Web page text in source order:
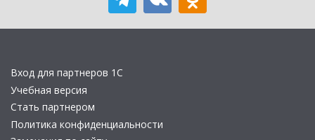
Вход для партнеров 1С
Учебная версия
Стать партнером
Политика конфиденциальности